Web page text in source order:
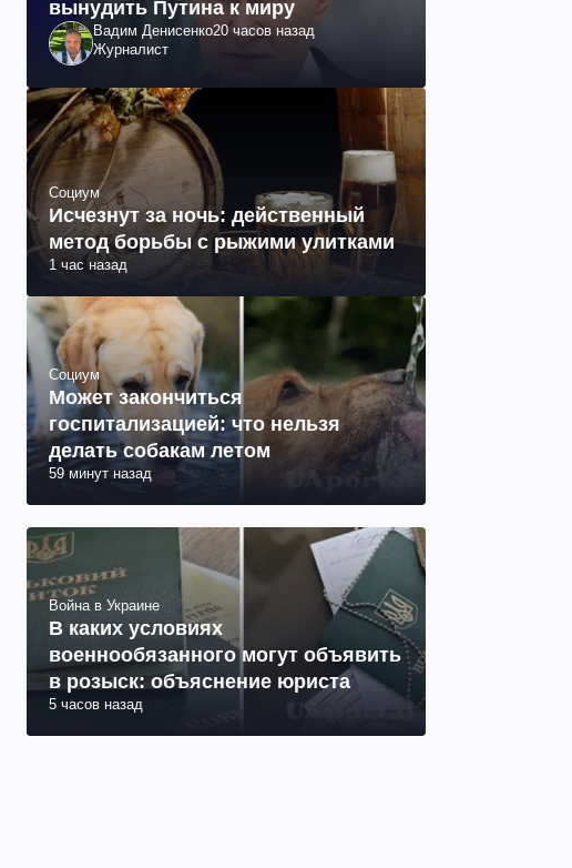
вынудить Путина к миру
Вадим Денисенко20 часов назад
Журналист
Социум
Исчезнут за ночь: действенный
метод борьбы с рыжими улитками
1 час назад
Социум
Может закончиться
госпитализацией: что нельзя
делать собакам летом
59 минут назад
Война в Украине
В каких условиях
военнообязанного могут объявить
в розыск: объяснение юриста
5 часов назад